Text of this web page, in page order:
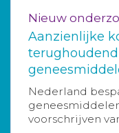
Nieuw
Aanzienlijke
Nederland
voorschrijven